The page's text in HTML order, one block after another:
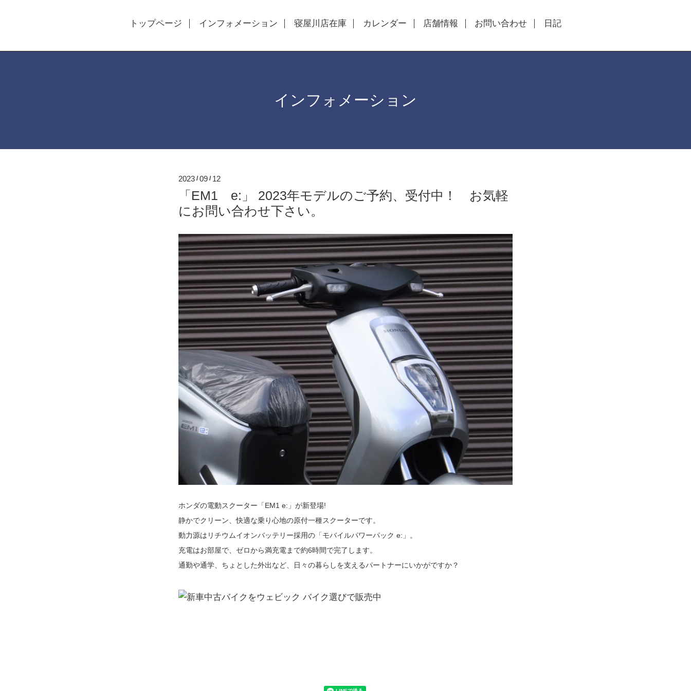
トップページ インフォメーション 寝屋川店在庫 カレンダー 店舗情報 お問い合わせ 日記
インフォメーション
2023 /09 / 12
「EM1 e:」 2023年モデルのご予約、受付中！ お気軽
にお問い合わせ下さい。
ホンダの電動スクーター「EM1 e:」が新登場!
静かでクリーン、快適な乗り心地の原付一種スクーターです。
動力源はリチウムイオンバッテリー採用の「モバイルパワーパック e:」。
充電はお部屋で、ゼロから満充電まで約6時間で完了します。
通勤や通学、ちょとした外出など、日々の暮らしを支えるパートナーにいかがですか？